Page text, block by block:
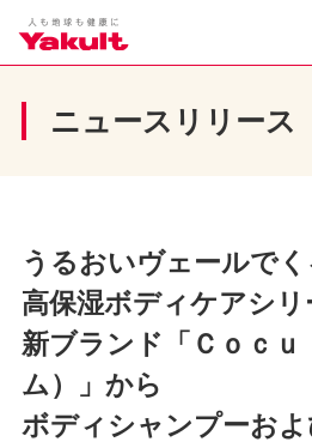
ニュースリリース
うるおいヴェールで
高保湿ボディケアシリ
新ブランド「Ｃｏｃ
ム）」から
ボディシャンプーお